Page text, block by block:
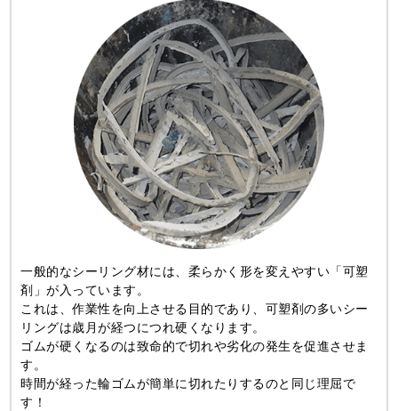
一般的なシーリング材には、柔らかく形を変えやすい「可塑
剤」が入っています。
これは、作業性を向上させる目的であり、可塑剤の多いシー
リングは歳月が経つにつれ硬くなります。
ゴムが硬くなるのは致命的で切れや劣化の発生を促進させま
す。
時間が経った輪ゴムが簡単に切れたりするのと同じ理屈で
す！